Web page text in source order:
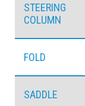
STEERING
COLUMN
FOLD
SADDLE